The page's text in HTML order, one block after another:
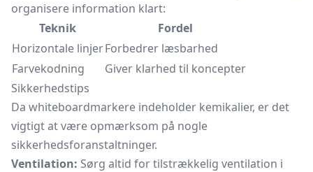
organisere information klart:
Teknik
Fordel
Horizontale linjerForbedrer læsbarhed
Farvekodning
Giver klarhed til koncepter
Sikkerhedstips
Da whiteboardmarkere indeholder kemikalier, er det
vigtigt at være opmærksom på nogle
sikkerhedsforanstaltninger.
Ventilation: Sørg altid for tilstrækkelig ventilation i